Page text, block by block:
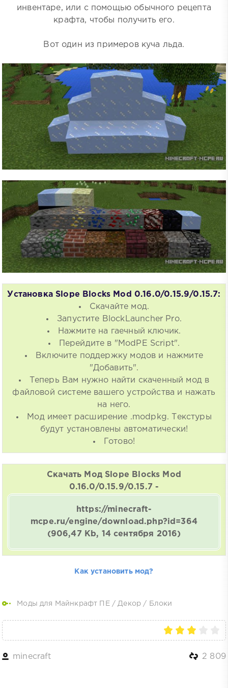
инвентаре, или с помощью обычного рецепта
крафта, чтобы получить его.
Вот один из примеров куча льда.
Установка Slope Blocks Mod 0.16.0/0.15.9/0.15.7:
Скачайте мод.
Запустите BlockLauncher Pro.
Нажмите на гаечный ключик.
Перейдите в "ModPE Script".
Включите поддержку модов и нажмите
"Добавить".
Теперь Вам нужно найти скаченный мод в
файловой системе вашего устройства и нажать
на него.
Мод имеет расширение .modpkg. Текстуры
будут установлены автоматически!
Готово!
Скачать Мод Slope Blocks Mod
0.16.0/0.15.9/0.15.7 -
https://minecraft-
mcpe.ru/engine/download.php?id=364
(906,47 Kb, 14 сентября 2016)
Как установить мод?
Моды для Майнкрафт ПЕ/Декор / Блоки
minecraft 2 809